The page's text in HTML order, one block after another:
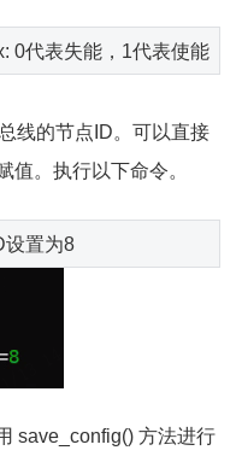
0代表失能，1代表使能
线的节点ID。可以直接
值。执行以下命令。
置为8
save_config() 方法进行